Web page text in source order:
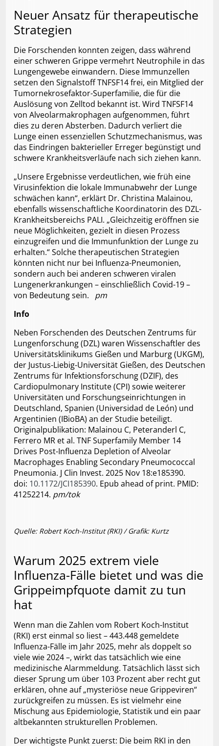
Neuer Ansatz für therapeutische
Strategien
Die Forschenden konnten zeigen, dass während
einer schweren Grippe vermehrt Neutrophile in das
Lungengewebe einwandern. Diese Immunzellen
setzen den Signalstoff TNFSF14 frei, ein Mitglied der
Tumornekrosefaktor-Superfamilie, die für die
Auslösung von Zelltod bekannt ist. Wird TNFSF14
von Alveolarmakrophagen aufgenommen, führt
dies zu deren Absterben. Dadurch verliert die
Lunge einen essenziellen Schutzmechanismus, was
das Eindringen bakterieller Erreger begünstigt und
schwere Krankheitsverläufe nach sich ziehen kann.
„Unsere Ergebnisse verdeutlichen, wie früh eine
Virusinfektion die lokale Immunabwehr der Lunge
schwächen kann“, erklärt Dr. Christina Malainou,
ebenfalls wissenschaftliche Koordinatorin des DZL-
Krankheitsbereichs PALI. „Gleichzeitig eröffnen sie
neue Möglichkeiten, gezielt in diesen Prozess
einzugreifen und die Immunfunktion der Lunge zu
erhalten.“ Solche therapeutischen Strategien
könnten nicht nur bei Influenza-Pneumonien,
sondern auch bei anderen schweren viralen
Lungenerkrankungen – einschließlich Covid-19 –
von Bedeutung sein. pm
Info
Neben Forschenden des Deutschen Zentrums für
Lungenforschung (DZL) waren Wissenschaftler des
Universitätsklinikums Gießen und Marburg (UKGM),
der Justus-Liebig-Universität Gießen, des Deutschen
Zentrums für Infektionsforschung (DZIF), des
Cardiopulmonary Institute (CPI) sowie weiterer
Universitäten und Forschungseinrichtungen in
Deutschland, Spanien (Universidad de León) und
Argentinien (IBioBA) an der Studie beteiligt.
Originalpublikation: Malainou C, Peteranderl C,
Ferrero MR et al. TNF Superfamily Member 14
Drives Post-Influenza Depletion of Alveolar
Macrophages Enabling Secondary Pneumococcal
Pneumonia. J Clin Invest. 2025 Nov 18:e185390.
doi: 10.1172/JCI185390. Epub ahead of print. PMID:
41252214. pm/tok
Quelle: Robert Koch-Institut (RKI) / Grafik: Kurtz
Warum 2025 extrem viele
Influenza-Fälle bietet und was die
Grippeimpfquote damit zu tun
hat
Wenn man die Zahlen vom Robert Koch-Institut
(RKI) erst einmal so liest – 443.448 gemeldete
Influenza-Fälle im Jahr 2025, mehr als doppelt so
viele wie 2024 –, wirkt das tatsächlich wie eine
medizinische Alarmmeldung. Tatsächlich lässt sich
dieser Sprung um über 103 Prozent aber recht gut
erklären, ohne auf „mysteriöse neue Grippeviren“
zurückgreifen zu müssen. Es ist vielmehr eine
Mischung aus Epidemiologie, Statistik und ein paar
altbekannten strukturellen Problemen.
Der wichtigste Punkt zuerst: Die beim RKI in den